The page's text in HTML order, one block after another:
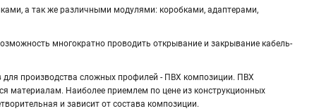
а так же различными модулями: коробками, адаптерами,
многократно проводить открывание и закрывание кабель-
для производства сложных профилей - ПВХ композиции. ПВХ
материалам. Наиболее приемлем по цене из конструкционных
и зависит от состава композиции.